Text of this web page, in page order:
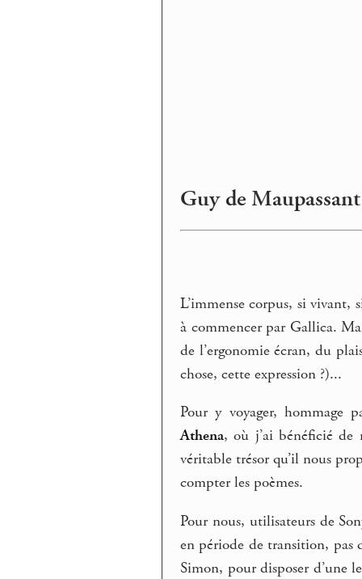
Guy de
L’immense corpus, si vivant,
à commencer par Gallica.
de l’ergonomie écran, du
chose, cette expression ?)...
Pour y voyager, hommage
Athena, où j’ai bénéficié
véritable trésor qu’il nous
compter les poèmes.
Pour nous, utilisateurs de
en période de transition, pas
Simon, pour disposer d’une